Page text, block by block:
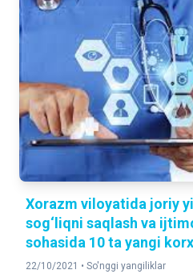
Xorazm viloyatida joriy
sog‘liqni saqlash va
sohasida 10 ta yangi
22/10/2021 • So'nggi yangiliklar